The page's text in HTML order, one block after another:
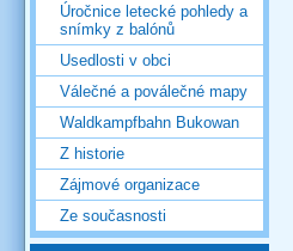
Úročnice letecké pohledy a
snímky z balónů
Usedlosti v obci
Válečné a poválečné mapy
Waldkampfbahn Bukowan
Z historie
Zájmové organizace
Ze současnosti